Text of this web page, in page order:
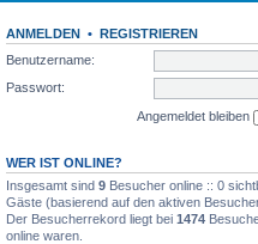
ANMELDEN • REGISTRIEREN
Benutzername:
Passwort:
Angemeldet bleiben
WER IST ONLINE?
Insgesamt sind 9 Besucher online :: 0
Gäste (basierend auf den aktiven
Der Besucherrekord liegt bei 1474
online waren.